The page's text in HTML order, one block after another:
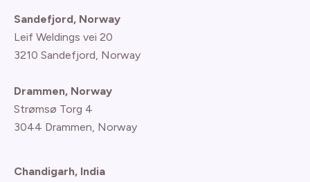
Sandefjord, Norway
Leif Weldings vei 20
3210 Sandefjord, Norway
Drammen, Norway
Strømsø Torg 4
3044 Drammen, Norway
Chandigarh, India